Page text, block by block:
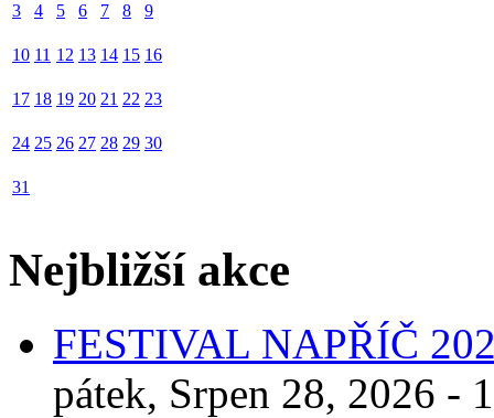
3 4 5 6 7 8 9
10 11 12 13 14 15 16
17 18 19 20 21 22 23
24 25 26 27 28 29 30
31
Nejbližší akce
FESTIVAL NAPŘÍČ
pátek, Srpen 28, 2026 -